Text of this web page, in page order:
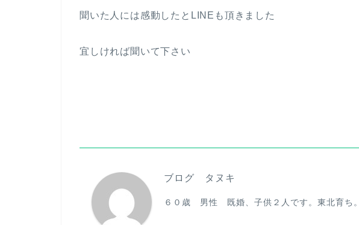
聞いた人には感動したとLINEも頂きました
宜しければ聞いて下さい
ブログ タヌキ
６０歳 男性 既婚、子供２人です。東北育ち。